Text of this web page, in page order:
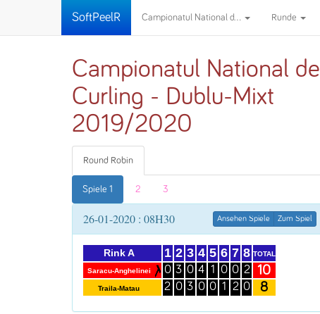
SoftPeelR Campionatul National d... Runde
Campionatul National de
Curling - Dublu-Mixt
2019/2020
Round Robin
Spiele 1 2 3
26-01-2020 : 08H30 Ansehen Spiele Zum Spiel
Rink A
Saracu-Anghelinei
Traila-Matau
1
0
2
2
3
0
3
0
3
4
4
0
5
1
0
6
0
1
7
0
2
8
2
0
TOTAL
10
8